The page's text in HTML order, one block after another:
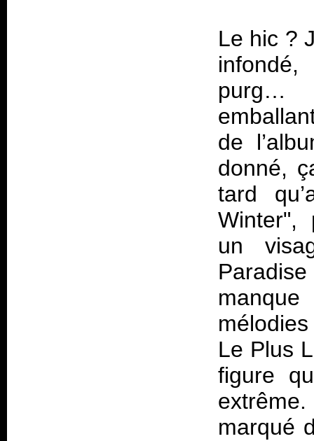
Le hic ?
purg…
de
donné,
tard
Winter",
un
Le Plus
figure
marqué